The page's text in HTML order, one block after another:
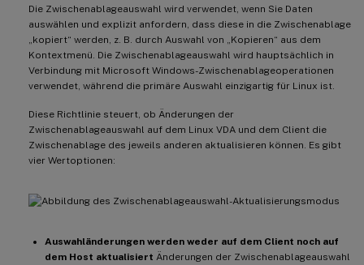
** Standardwert**: 3
**Details**:
Die primäre Auswahl wird verwendet, wenn
Diese Richtlinie steuert, ob Änderungen
Die Zwischenablageauswahl wird verwendet, wenn Sie Daten
auswählen und explizit anfordern, dass diese in die Zwischenablage
„kopiert“ werden, z. B. durch Auswahl von „Kopieren“ aus dem
Kontextmenü. Die Zwischenablageauswahl wird hauptsächlich in
Verbindung mit Microsoft Windows-Zwischenablageoperationen
verwendet, während die primäre Auswahl einzigartig für Linux ist.
Diese Richtlinie steuert, ob Änderungen der
Zwischenablageauswahl auf dem Linux VDA und dem Client die
Zwischenablage des jeweils anderen aktualisieren können. Es gibt
vier Wertoptionen:
Auswahländerungen werden weder auf dem Client noch auf
dem Host aktualisiert Änderungen der Zwischenablageauswahl